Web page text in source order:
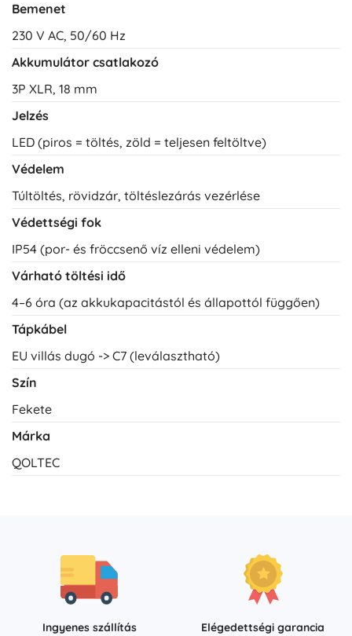
Bemenet
230 V AC, 50/60 Hz
Akkumulátor csatlakozó
3P XLR, 18 mm
Jelzés
LED (piros = töltés, zöld = teljesen feltöltve)
Védelem
Túltöltés, rövidzár, töltéslezárás vezérlése
Védettségi fok
IP54 (por- és fröccsenő víz elleni védelem)
Várható töltési idő
4–6 óra (az akkukapacitástól és állapottól függően)
Tápkábel
EU villás dugó -> C7 (leválasztható)
Szín
Fekete
Márka
QOLTEC
Ingyenes szállítás
Elégedettségi garancia